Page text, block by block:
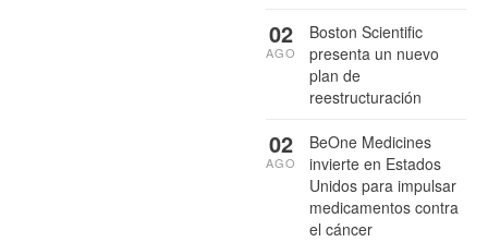
Boston Scientific
presenta un nuevo
plan de
reestructuración
02
AGO
BeOne Medicines
invierte en Estados
Unidos para impulsar
medicamentos contra
el cáncer
02
AGO